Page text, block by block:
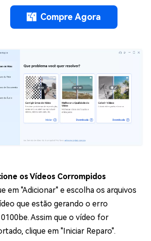
Compre Agora
os Vídeos Corrompidos
em "Adicionar" e escolha os arquivos
que estão gerando o erro
Assim que o vídeo for
clique em "Iniciar Reparo".